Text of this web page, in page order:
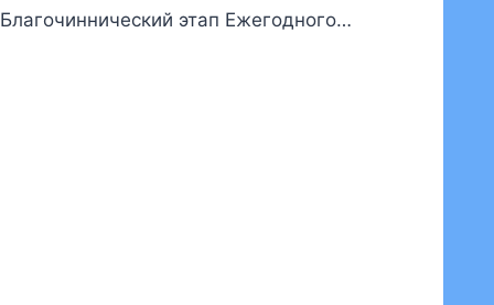
этап Ежегодного…